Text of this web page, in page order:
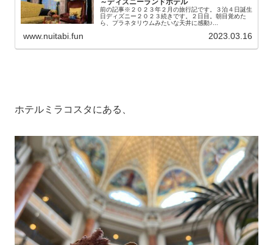
～ディズニーランドホテル
前の記事※２０２３年２月の旅行記です。３泊４日誕生
日ディズニー２０２３続きです。２日目。朝目覚めた
ら、プラネタリウムみたいな天井に感動♪...
www.nuitabi.fun 2023.03.16
ホテルミラコスタにある、